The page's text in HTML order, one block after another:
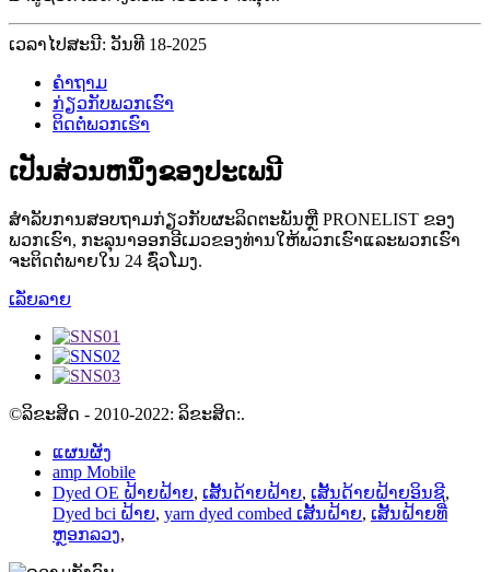
ເວລາໄປສະນີ: ວັນທີ 18-2025
ຄໍາຖາມ
ກ່ຽວກັບພວກເຮົາ
ຕິດຕໍ່ພວກເຮົາ
ເປັນສ່ວນຫນຶ່ງຂອງປະເພນີ
ສໍາລັບການສອບຖາມກ່ຽວກັບຜະລິດຕະພັນຫຼື PRONELIST ຂອງ
ພວກເຮົາ, ກະລຸນາອອກອີເມວຂອງທ່ານໃຫ້ພວກເຮົາແລະພວກເຮົາ
ຈະຕິດຕໍ່ພາຍໃນ 24 ຊົ່ວໂມງ.
ເລັ່ຍລາຍ
©ລິຂະສິດ - 2010-2022: ລິຂະສິດ:.
ແຜນຜັງ
amp Mobile
Dyed OE ຝ້າຍຝ້າຍ, ເສັ້ນດ້າຍຝ້າຍ, ເສັ້ນດ້າຍຝ້າຍອິນຊີ,
Dyed bci ຝ້າຍ, yarn dyed combed ເສັ້ນຝ້າຍ, ເສັ້ນຝ້າຍທີ່
ຫຼອກລວງ,